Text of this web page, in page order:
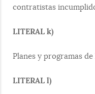
contratistas
LITERAL k)
Planes y programas
LITERAL l)